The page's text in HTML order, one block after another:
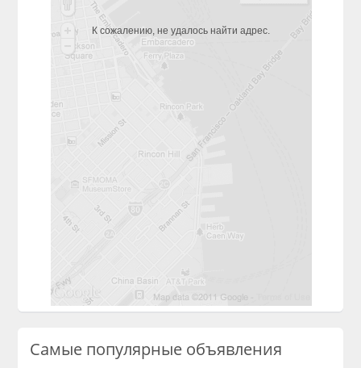
К сожалению, не удалось найти адрес.
Самые популярные объявления